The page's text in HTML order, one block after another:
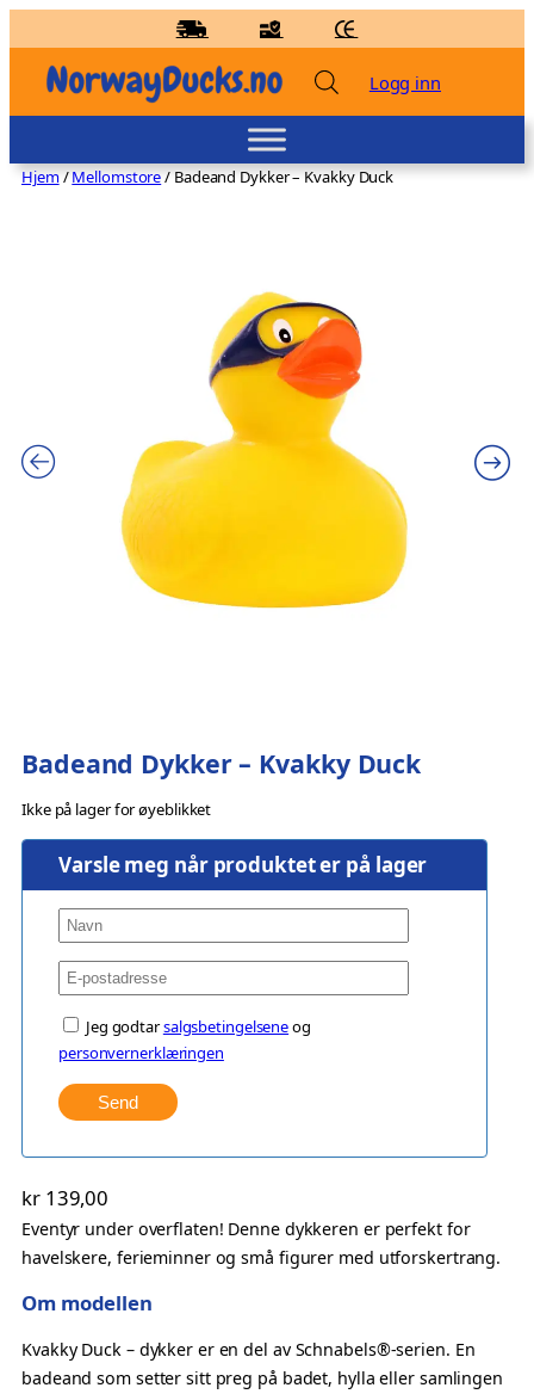
Badeand Skole – Kvakky Duck - Rosa
159,00
til
innhold
Logg inn
Hjem/Mellomstore/ Badeand Dykker – Kvakky Duck
Badeand Dykker – Kvakky Duck
Ikke på lager for øyeblikket
Varsle meg når produktet er på lager
Jeg godtarsalgsbetingelseneog
personvernerklæringen
Send
kr139,00
Eventyr under overflaten! Denne dykkeren er perfekt for
havelskere, ferieminner og små figurer med utforskertrang.
Om modellen
Kvakky Duck – dykker er en del av Schnabels®-serien. En
badeand som setter sitt preg på badet, hylla eller samlingen